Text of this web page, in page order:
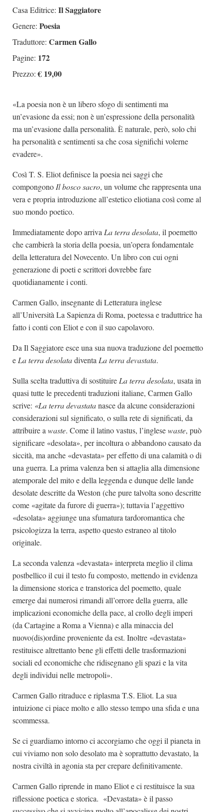
Casa Editrice: Il Saggiatore
Genere: Poesia
Traduttore: Carmen Gallo
Pagine: 172
Prezzo:€ 19,00
«La poesia non è un libero sfogo di sentimenti ma
un’evasione da essi; non è un’espressione della personalità
ma un’evasione dalla personalità. È naturale, però, solo chi
ha personalità e sentimenti sa che cosa significhi volerne
evadere».
Così T. S. Eliot definisce la poesia nei saggi che
compongono Il bosco sacro, un volume che rappresenta una
vera e propria introduzione all’estetico eliotiana così come al
suo mondo poetico.
Immediatamente dopo arriva La terra desolata, il poemetto
che cambierà la storia della poesia, un’opera fondamentale
della letteratura del Novecento. Un libro con cui ogni
generazione di poeti e scrittori dovrebbe fare
quotidianamente i conti.
Carmen Gallo, insegnante di Letteratura inglese
all’Università La Sapienza di Roma, poetessa e traduttrice ha
fatto i conti con Eliot e con il suo capolavoro.
Da Il Saggiatore esce una sua nuova traduzione del poemetto
e La terradesolatadiventa La terra devastata.
Sulla scelta traduttiva di sostituire La terra desolata, usata in
quasi tutte le precedenti traduzioni italiane, Carmen Gallo
scrive: «La terra devastatanasce da alcune considerazioni
considerazioni sul significato, o sulla rete di significati, da
attribuire a waste. Come il latino vastus, l’inglesewaste, può
significare «desolata», per incoltura o abbandono causato da
siccità, ma anche «devastata» per effetto di una calamità o di
una guerra. La prima valenza ben si attaglia alla dimensione
atemporale del mito e della leggenda e dunque delle lande
desolate descritte da Weston (che pure talvolta sono descritte
come «agitate da furore di guerra»); tuttavia l’aggettivo
«desolata» aggiunge una sfumatura tardoromantica che
psicologizza la terra, aspetto questo estraneo al titolo
originale.
La seconda valenza «devastata» interpreta meglio il clima
postbellico il cui il testo fu composto, mettendo in evidenza
la dimensione storica e transtorica del poemetto, quale
emerge dai numerosi rimandi all’orrore della guerra, alle
implicazioni economiche della pace, al crollo degli imperi
(da Cartagine a Roma a Vienna) e alla minaccia del
nuovo(dis)ordine proveniente da est. Inoltre «devastata»
restituisce altrettanto bene gli effetti delle trasformazioni
sociali ed economiche che ridisegnano gli spazi e la vita
degli individui nelle metropoli».
Carmen Gallo ritraduce e riplasma T.S. Eliot. La sua
intuizione ci piace molto e allo stesso tempo una sfida e una
scommessa.
Se ci guardiamo intorno ci accorgiamo che oggi il pianeta in
cui viviamo non solo desolato ma è soprattutto devastato, la
nostra civiltà in agonia sta per crepare definitivamente.
Carmen Gallo riprende in mano Eliot e ci restituisce la sua
riflessione poetica e storica. «Devastata» è il passo